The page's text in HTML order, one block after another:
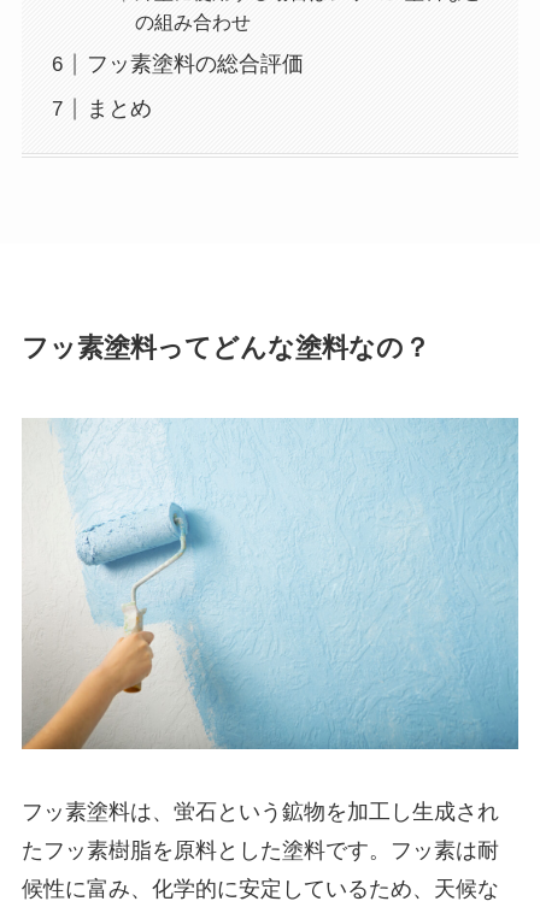
の組み合わせ
フッ素塗料の総合評価
まとめ
フッ素塗料ってどんな塗料なの？
フッ素塗料は、蛍石という鉱物を加工し生成され
たフッ素樹脂を原料とした塗料です。フッ素は耐
候性に富み、化学的に安定しているため、天候な